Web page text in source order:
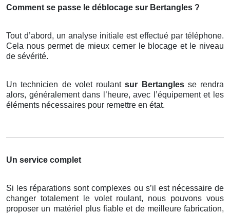
Comment se passe le déblocage sur Bertangles ?
Tout d’abord, un analyse initiale est effectué par téléphone.
Cela nous permet de mieux cerner le blocage et le niveau
de sévérité.
Un technicien de volet roulantsur Bertangles se rendra
alors, généralement dans l’heure, avec l’équipement et les
éléments nécessaires pour remettre en état.
Un service complet
Si les réparations sont complexes ou s’il est nécessaire de
changer totalement le volet roulant, nous pouvons vous
proposer un matériel plus fiable et de meilleure fabrication,